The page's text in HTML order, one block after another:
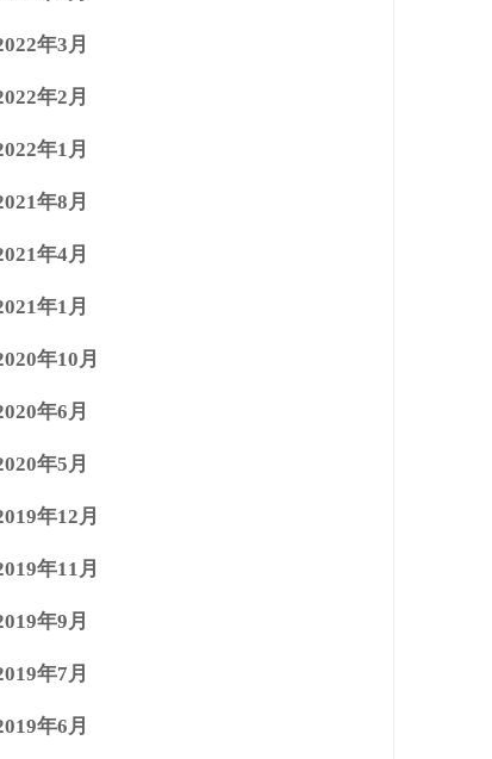
年3月
年2月
年1月
年8月
年4月
年1月
年10月
年6月
年5月
年12月
年11月
年9月
年7月
年6月